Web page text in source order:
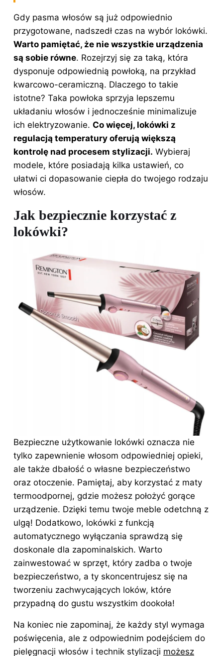
Gdy pasma włosów są już odpowiednio
przygotowane, nadszedł czas na wybór lokówki.
Warto pamiętać, że nie wszystkie urządzenia
są sobie równe. Rozejrzyj się za taką, która
dysponuje odpowiednią powłoką, na przykład
kwarcowo-ceramiczną. Dlaczego to takie
istotne? Taka powłoka sprzyja lepszemu
układaniu włosów i jednocześnie minimalizuje
ich elektryzowanie. Co więcej, lokówki z
regulacją temperatury oferują większą
kontrolę nad procesem stylizacji. Wybieraj
modele, które posiadają kilka ustawień, co
ułatwi ci dopasowanie ciepła do twojego rodzaju
włosów.
Jak bezpiecznie korzystać z
lokówki?
Bezpieczne użytkowanie lokówki oznacza nie
tylko zapewnienie włosom odpowiedniej opieki,
ale także dbałość o własne bezpieczeństwo
oraz otoczenie. Pamiętaj, aby korzystać z maty
termoodpornej, gdzie możesz położyć gorące
urządzenie. Dzięki temu twoje meble odetchną z
ulgą! Dodatkowo, lokówki z funkcją
automatycznego wyłączania sprawdzą się
doskonale dla zapominalskich. Warto
zainwestować w sprzęt, który zadba o twoje
bezpieczeństwo, a ty skoncentrujesz się na
tworzeniu zachwycających loków, które
przypadną do gustu wszystkim dookoła!
Na koniec nie zapominaj, że każdy styl wymaga
poświęcenia, ale z odpowiednim podejściem do
pielęgnacji włosów i technik stylizacji możesz